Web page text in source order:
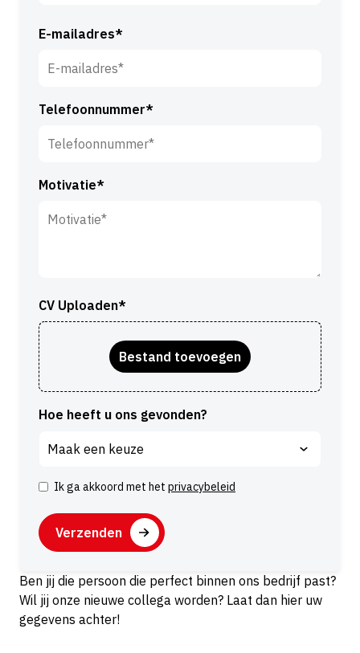
r
m
c
r
m
E-mailadres*
Telefoonnummer*
Motivatie*
CV Uploaden*
Hoe heeft u ons gevonden?
I
s
t
m
m
i
Ik ga akkoord met het privacybeleid
C
A
T
C
H
Ben jij die persoon die perfect binnen ons bedrijf past?
Wil jij onze nieuwe collega worden? Laat dan hier uw
gegevens achter!